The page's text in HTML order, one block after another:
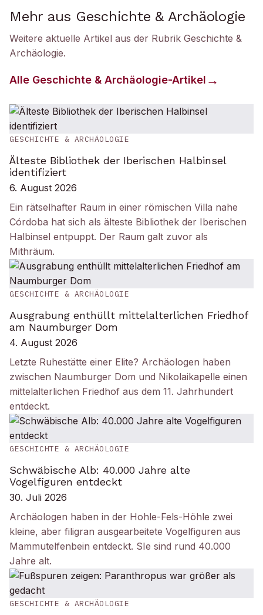
Mehr aus Geschichte & Archäologie
Weitere aktuelle Artikel aus der Rubrik Geschichte &
Archäologie.
Alle Geschichte & Archäologie-Artikel
GESCHICHTE & ARCHÄOLOGIE
Älteste Bibliothek der Iberischen Halbinsel
identifiziert
6. August 2026
Ein rätselhafter Raum in einer römischen Villa nahe
Córdoba hat sich als älteste Bibliothek der Iberischen
Halbinsel entpuppt. Der Raum galt zuvor als
Mithräum.
GESCHICHTE & ARCHÄOLOGIE
Ausgrabung enthüllt mittelalterlichen Friedhof
am Naumburger Dom
4. August 2026
Letzte Ruhestätte einer Elite? Archäologen haben
zwischen Naumburger Dom und Nikolaikapelle einen
mittelalterlichen Friedhof aus dem 11. Jahrhundert
entdeckt.
GESCHICHTE & ARCHÄOLOGIE
Schwäbische Alb: 40.000 Jahre alte
Vogelfiguren entdeckt
30. Juli 2026
Archäologen haben in der Hohle-Fels-Höhle zwei
kleine, aber filigran ausgearbeitete Vogelfiguren aus
Mammutelfenbein entdeckt. SIe sind rund 40.000
Jahre alt.
GESCHICHTE & ARCHÄOLOGIE